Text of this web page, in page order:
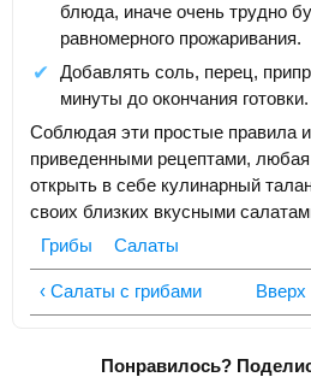
блюда, иначе очень трудно
равномерного прожаривания.
Добавлять соль, перец,
минуты до окончания готовки.
Соблюдая эти простые правила
приведенными рецептами,
открыть в себе кулинарный
своих близких вкусными
Грибы
Салаты
‹ Салаты с грибами Вверх
Понравилось?